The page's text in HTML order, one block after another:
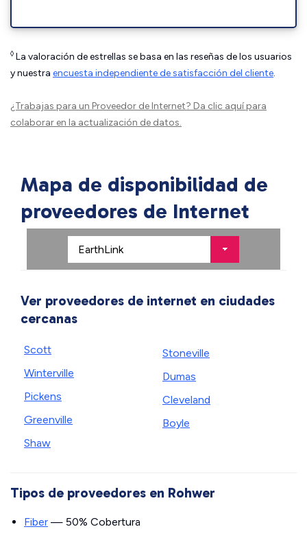
◊ La valoración de estrellas se basa en las reseñas de los usuarios
y nuestra encuesta independiente de satisfacción del cliente.
¿Trabajas para un Proveedor de Internet? Da clic aquípara
colaborar en la actualización de datos.
Mapa de disponibilidad de
proveedores de Internet
Ver proveedores de internet en ciudades
cercanas
Scott
Winterville
Pickens
Greenville
Shaw
Stoneville
Dumas
Cleveland
Boyle
Tipos de proveedores en Rohwer
Fiber — 50% Cobertura